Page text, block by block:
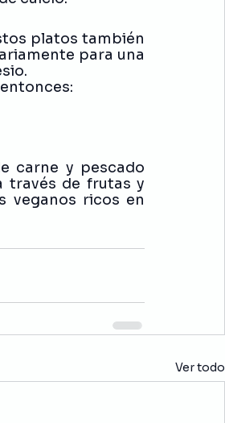
platos también
para una
carne y pescado
través de frutas y
veganos ricos en
Ver todo